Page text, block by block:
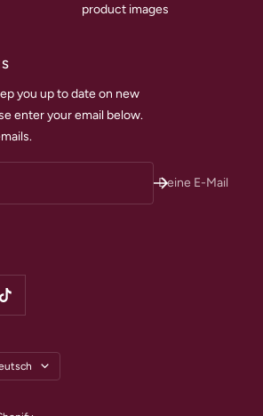
product images
you up to date on new
enter your email below.
Deine E-Mail